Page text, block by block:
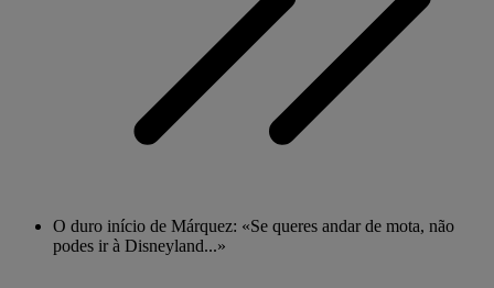
O duro início de Márquez: «Se queres andar de mota, não
podes ir à Disneyland...»